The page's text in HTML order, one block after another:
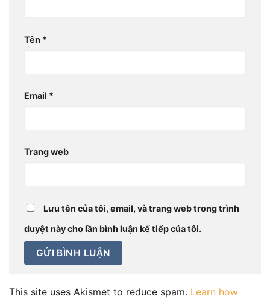
Tên *
Email *
Trang web
Lưu tên của tôi, email, và trang web trong trình
duyệt này cho lần bình luận kế tiếp của tôi.
This site uses Akismet to reduce spam. Learn how